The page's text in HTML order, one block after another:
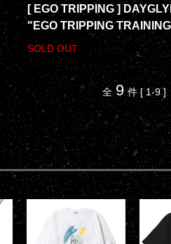
[ EGO TRIPPING ]
"EGO TRIPPING
SOLD OUT
全 9 件 [ 1-9 ]